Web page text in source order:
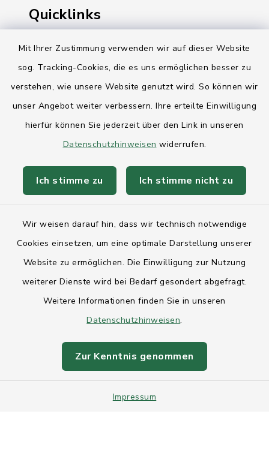
Mit Ihrer Zustimmung verwenden wir auf dieser Website
sog. Tracking-Cookies, die es uns ermöglichen besser zu
verstehen, wie unsere Website genutzt wird. So können wir
unser Angebot weiter verbessern. Ihre erteilte Einwilligung
hierfür können Sie jederzeit über den Link in unseren
Datenschutzhinweisen widerrufen.
Ich stimme zu Ich stimme nicht zu
Wir weisen darauf hin, dass wir technisch notwendige
Cookies einsetzen, um eine optimale Darstellung unserer
Website zu ermöglichen. Die Einwilligung zur Nutzung
weiterer Dienste wird bei Bedarf gesondert abgefragt.
Weitere Informationen finden Sie in unseren
Datenschutzhinweisen.
Zur Kenntnis genommen
Impressum
Quicklinks
Ihre Behördennummer 115
Landesregierung Schleswig-Holstein
AktivRegion Mittelholstein
Anfahrt
Datenschutz
Sitemap
Intranet